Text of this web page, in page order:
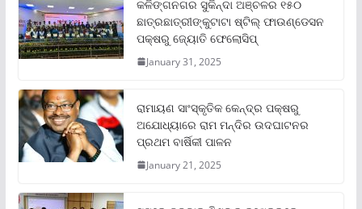
କଳିଙ୍ଗନଗର ସୁକିନ୍ଦା ଅଞ୍ଚଳର ୧୫୦
ଛାତ୍ରଛାତ୍ରୀଙ୍କୁଟାଟା ଷ୍ଟିଲ୍ ଫାଉଣ୍ଡେସନ
ପକ୍ଷରୁ ଜ୍ୟୋତି ଫେଲୋସିପ୍‌
January 31, 2025
ରାମାୟଣ ସାଂସ୍କୃତିକ କେନ୍ଦ୍ର ପକ୍ଷରୁ
ଅଯୋଧ୍ୟାରେ ରାମ ମନ୍ଦିର ଉଦଘାଟନର
ପ୍ରଥମ ବାର୍ଷିକୀ ପାଳନ
January 21, 2025